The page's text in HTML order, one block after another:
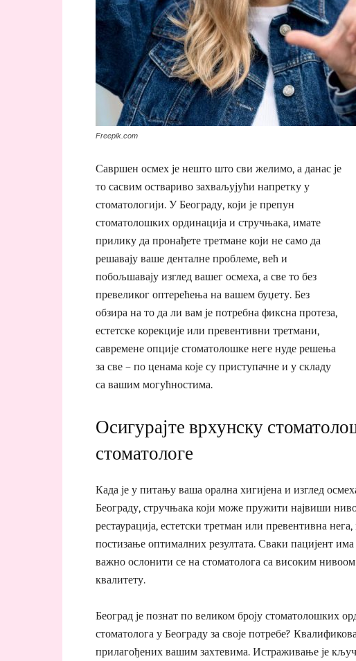
Freepik.com
Савршен осмех је нешто што сви желимо, а данас је
то сасвим оствариво захваљујући напретку у
стоматологији. У Београду, који је препун
стоматолошких ординација и стручњака, имате
прилику да пронађете третмане који не само да
решавају ваше денталне проблеме, већ и
побољшавају изглед вашег осмеха, а све то без
превеликог оптерећења на вашем буџету. Без
обзира на то да ли вам је потребна фиксна протеза,
естетске корекције или превентивни третмани,
савремене опције стоматолошке неге нуде решења
за све – по ценама које су приступачне и у складу
са вашим могућностима.
Осигурајте врхунску
стоматологе
Када је у питању ваша орална хигијена и изглед
Београду, стручњака који може пружити највиши
рестаурација, естетски третман или превентивна
постизање оптималних резултата. Сваки пацијент
важно ослонити се на стоматолога са високим
квалитету.
Београд је познат по великом броју стоматолошких
стоматолога у Београду за своје потребе?
прилагођених вашим захтевима. Истраживање је